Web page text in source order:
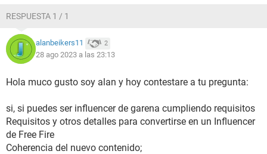
RESPUESTA 1 / 1
alanbeikers11 2
28 ago 2023 a las 23:13
Hola muco gusto soy alan y hoy contestare a tu pregunta:
si, si puedes ser influencer de garena cumpliendo requisitos
Requisitos y otros detalles para convertirse en un Influencer
de Free Fire
Coherencia del nuevo contenido;